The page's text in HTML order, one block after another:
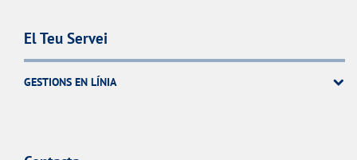
El Teu Servei
GESTIONS EN LÍNIA